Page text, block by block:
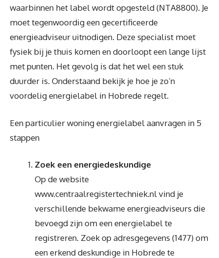
waarbinnen het label wordt opgesteld (NTA8800). Je
moet tegenwoordig een gecertificeerde
energieadviseur uitnodigen. Deze specialist moet
fysiek bij je thuis komen en doorloopt een lange lijst
met punten. Het gevolg is dat het wel een stuk
duurder is. Onderstaand bekijk je hoe je zo’n
voordelig energielabel in Hobrede regelt.
Een particulier woning energielabel aanvragen in 5
stappen
Zoek een energiedeskundige
Op de website
www.centraalregistertechniek.nl vind je
verschillende bekwame energieadviseurs die
bevoegd zijn om een energielabel te
registreren. Zoek op adresgegevens (1477) om
een erkend deskundige in Hobrede te